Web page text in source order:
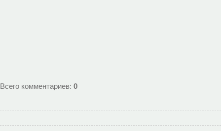
Всего комментариев: 0